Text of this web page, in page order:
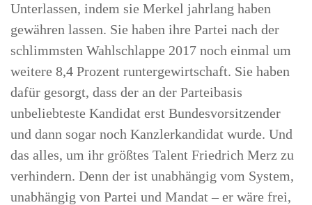
Unterlassen, indem sie Merkel jahrlang haben
gewähren lassen. Sie haben ihre Partei nach der
schlimmsten Wahlschlappe 2017 noch einmal um
weitere 8,4 Prozent runtergewirtschaft. Sie haben
dafür gesorgt, dass der an der Parteibasis
unbeliebteste Kandidat erst Bundesvorsitzender
und dann sogar noch Kanzlerkandidat wurde. Und
das alles, um ihr größtes Talent Friedrich Merz zu
verhindern. Denn der ist unabhängig vom System,
unabhängig von Partei und Mandat – er wäre frei,